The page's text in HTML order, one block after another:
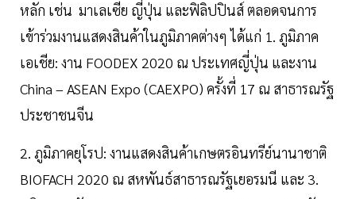
หลัก เช่น มาเลเซีย ญี่ปุ่น และฟิลิปปินส์ ตลอดจนการ
เข้าร่วมงานแสดงสินค้าในภูมิภาคต่างๆ ได้แก่ 1. ภูมิภาค
เอเชีย: งาน FOODEX 2020 ณ ประเทศญี่ปุ่น และงาน
China – ASEAN Expo (CAEXPO) ครั้งที่ 17 ณ สาธารณรัฐ
ประชาชนจีน
2. ภูมิภาคยุโรป: งานแสดงสินค้าเกษตรอินทรีย์นานาชาติ
BIOFACH 2020 ณ สหพันธ์สาธารณรัฐเยอรมนี และ 3.